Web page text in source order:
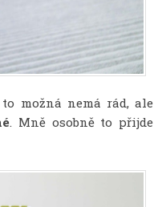
možná nemá rád, ale
. Mně osobně to přijde